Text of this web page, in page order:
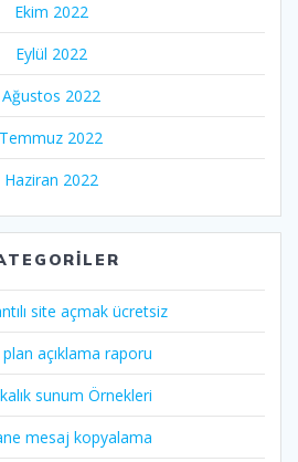
Ekim 2022
Eylül 2022
Ağustos 2022
Temmuz 2022
Haziran 2022
site açmak ücretsiz
açıklama raporu
sunum Örnekleri
mesaj kopyalama